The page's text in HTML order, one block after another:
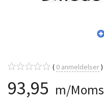
0 anmeldelser
93,95 m/Moms